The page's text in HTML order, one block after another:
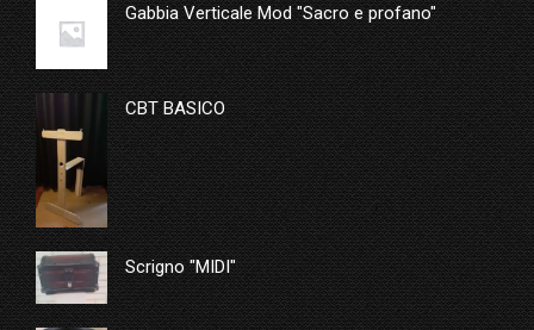
Gabbia Verticale Mod "Sacro e profano"
CBT BASICO
Scrigno "MIDI"